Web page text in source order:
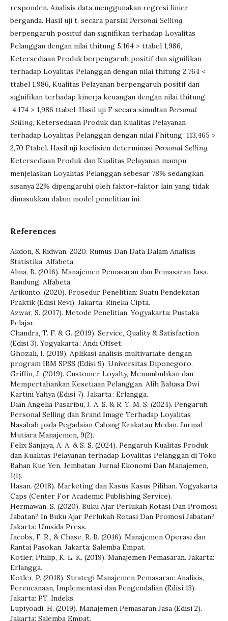
responden. Analisis data menggunakan regresi linier
berganda. Hasil uji t, secara parsial Personal Selling
berpengaruh posituf dan signifikan terhadap Loyalitas
Pelanggan dengan nilai thitung 5,164 > ttabel 1,986,
Ketersediaan Produk berpengaruh positif dan signifikan
terhadap Loyalitas Pelanggan dengan nilai thitung 2,764 <
ttabel 1,986, Kualitas Pelayanan berpengaruh positif dan
signifikan terhadap kinerja keuangan dengan nilai thitung
4,174 > 1,986 ttabel. Hasil uji F secara simultan Personal
Selling, Ketersediaan Produk dan Kualitas Pelayanan
terhadap Loyalitas Pelanggan dengan nilai Fhitung 113,465 >
2,70 Ftabel. Hasil uji koefisien determinasi Personal Selling,
Ketersediaan Produk dan Kualitas Pelayanan mampu
menjelaskan Loyalitas Pelanggan sebesar 78% sedangkan
sisanya 22% dipengaruhi oleh faktor-faktor lain yang tidak
dimasukkan dalam model penelitian ini.
References
Akdon, & Ridwan. 2020. Rumus Dan Data Dalam Analisis
Statistika. Alfabeta.
Alma, B. (2016). Manajemen Pemasaran dan Pemasaran Jasa.
Bandung: Alfabeta.
Arikunto. (2020). Prosedur Penelitian: Suatu Pendekatan
Praktik (Edisi Revi). Jakarta: Rineka Cipta.
Azwar, S. (2017). Metode Penelitian. Yogyakarta: Pustaka
Pelajar.
Chandra, T. F. & G. (2019). Service, Quality & Satisfaction
(Edisi 3). Yogyakarta : Andi Offset.
Ghozali, I. (2019). Aplikasi analisis multivariate dengan
program IBM SPSS (Edisi 9). Universitas Diponegoro.
Griffin, J. (2019). Customer Loyalty, Menumbuhkan dan
Mempertahankan Kesetiaan Pelanggan. Alih Bahasa Dwi
Kartini Yahya (Edisi 7). Jakarta : Erlangga.
Dian Angelia Pasaribu, J. A. S. & R. T. M. S. (2024). Pengaruh
Personal Selling dan Brand Image Terhadap Loyalitas
Nasabah pada Pegadaian Cabang Krakatau Medan. Jurmal
Mutiara Manajemen, 9(2).
Felix Sanjaya, A. A. & S. S. (2024). Pengaruh Kualitas Produk
dan Kualitas Pelayanan terhadap Loyalitas Pelanggan di Toko
Bahan Kue Yen. Jembatan: Jurnal Ekonomi Dan Manajemen,
1(1).
Hasan. (2018). Marketing dan Kasus Kasus Pilihan. Yogyakarta
Caps (Center For Academic Publishing Service).
Hermawan, S. (2020). Buku Ajar Perlukah Rotasi Dan Promosi
Jabatan? In Buku Ajar Perlukah Rotasi Dan Promosi Jabatan?
Jakarta: Umsida Press.
Jacobs, F. R., & Chase, R. B. (2016). Manajemen Operasi dan
Rantai Pasokan. Jakarta: Salemba Empat.
Kotler, Philip, K. L. K. (2019). Manajemen Pemasaran. Jakarta:
Erlangga.
Kotler, P. (2018). Strategi Manajemen Pemasaran: Analisis,
Perencanaan, Implementasi dan Pengendalian (Edisi 13).
Jakarta: PT. Indeks.
Lupiyoadi, H. (2019). Manajemen Pemasaran Jasa (Edisi 2).
Jakarta: Salemba Empat.